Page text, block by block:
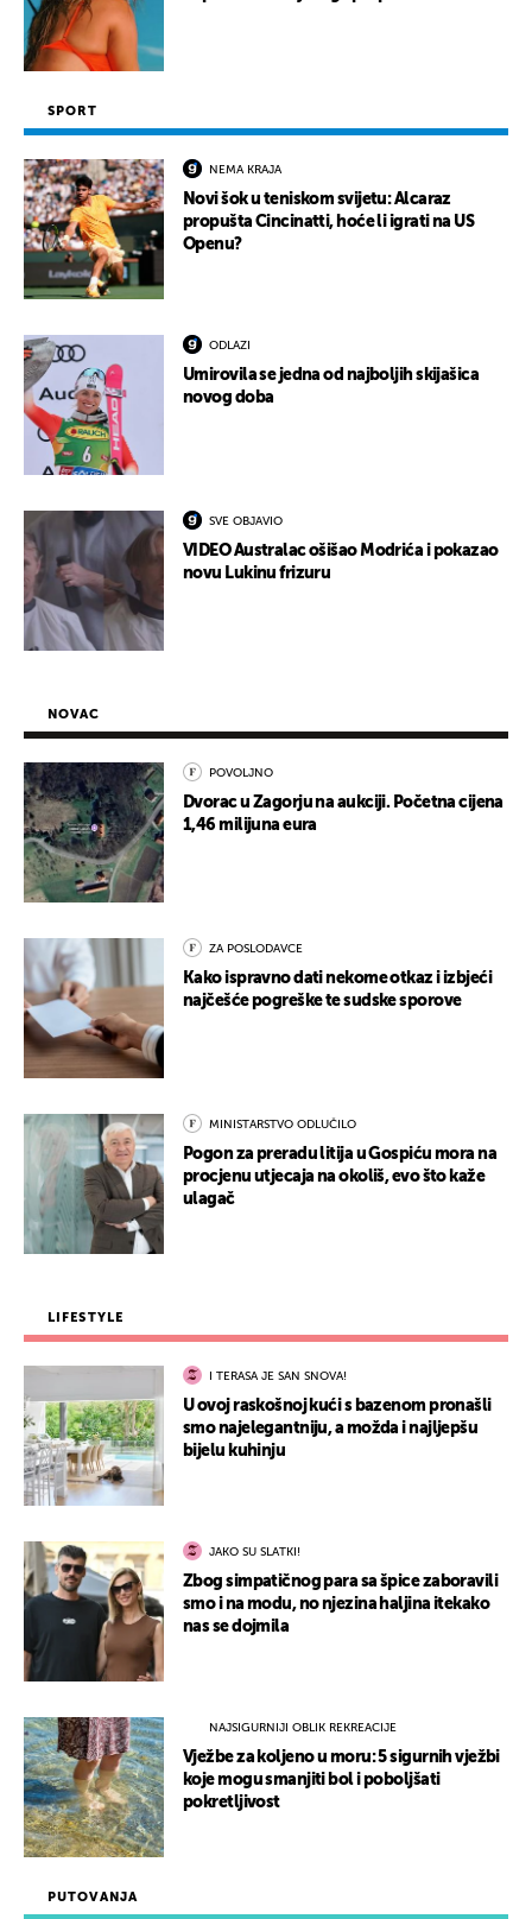
SPORT
NEMA KRAJA
Novi šok u teniskom svijetu: Alcaraz
propušta Cincinatti, hoće li igrati na US
Openu?
ODLAZI
Umirovila se jedna od najboljih skijašica
novog doba
SVE OBJAVIO
VIDEO Australac ošišao Modrića i pokazao
novu Lukinu frizuru
PUTOVANJA
NOVAC
POVOLJNO
Dvorac u Zagorju na aukciji. Početna cijena
1,46 milijuna eura
ZA POSLODAVCE
Kako ispravno dati nekome otkaz i izbjeći
najčešće pogreške te sudske sporove
MINISTARSTVO ODLUČILO
Pogon za preradu litija u Gospiću mora na
procjenu utjecaja na okoliš, evo što kaže
ulagač
LIFESTYLE
I TERASA JE SAN SNOVA!
U ovoj raskošnoj kući s bazenom pronašli
smo najelegantniju, a možda i najljepšu
bijelu kuhinju
JAKO SU SLATKI!
Zbog simpatičnog para sa špice zaboravili
smo i na modu, no njezina haljina itekako
nas se dojmila
NAJSIGURNIJI OBLIK REKREACIJE
Vježbe za koljeno u moru: 5 sigurnih vježbi
koje mogu smanjiti bol i poboljšati
pokretljivost